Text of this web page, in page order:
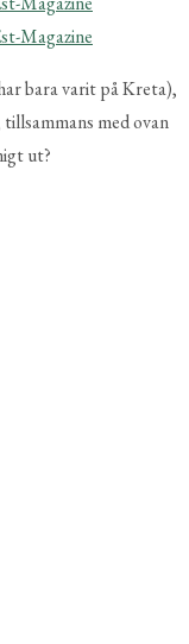
bara varit på Kreta),
med ovan
ut?